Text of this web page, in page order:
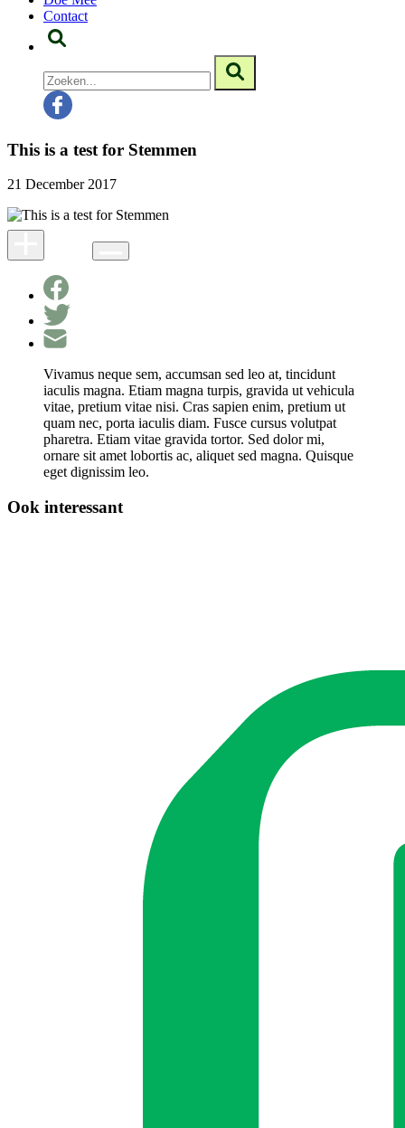
Contact
This is a test for Stemmen
21 December 2017
Vivamus neque sem, accumsan sed leo at, tincidunt
iaculis magna. Etiam magna turpis, gravida ut vehicula
vitae, pretium vitae nisi. Cras sapien enim, pretium ut
quam nec, porta iaculis diam. Fusce cursus volutpat
pharetra. Etiam vitae gravida tortor. Sed dolor mi,
ornare sit amet lobortis ac, aliquet sed magna. Quisque
eget dignissim leo.
Ook interessant